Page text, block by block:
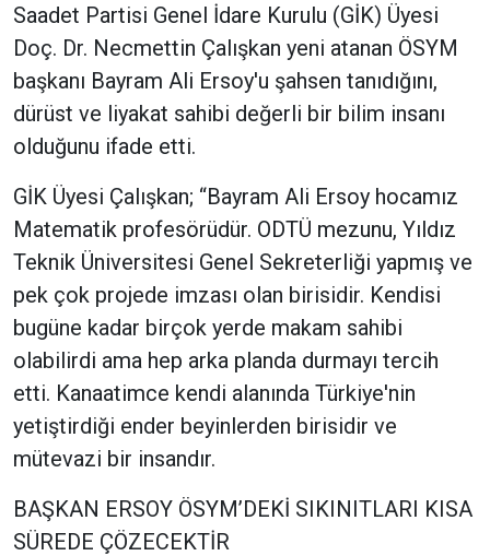
Saadet Partisi Genel İdare Kurulu (GİK) Üyesi
Doç. Dr. Necmettin Çalışkan yeni atanan ÖSYM
başkanı Bayram Ali Ersoy'u şahsen tanıdığını,
dürüst ve liyakat sahibi değerli bir bilim insanı
olduğunu ifade etti.
GİK Üyesi Çalışkan; “Bayram Ali Ersoy hocamız
Matematik profesörüdür. ODTÜ mezunu, Yıldız
Teknik Üniversitesi Genel Sekreterliği yapmış ve
pek çok projede imzası olan birisidir. Kendisi
bugüne kadar birçok yerde makam sahibi
olabilirdi ama hep arka planda durmayı tercih
etti. Kanaatimce kendi alanında Türkiye'nin
yetiştirdiği ender beyinlerden birisidir ve
mütevazi bir insandır.
BAŞKAN ERSOY ÖSYM’DEKİ SIKINITLARI KISA
SÜREDE ÇÖZECEKTİR